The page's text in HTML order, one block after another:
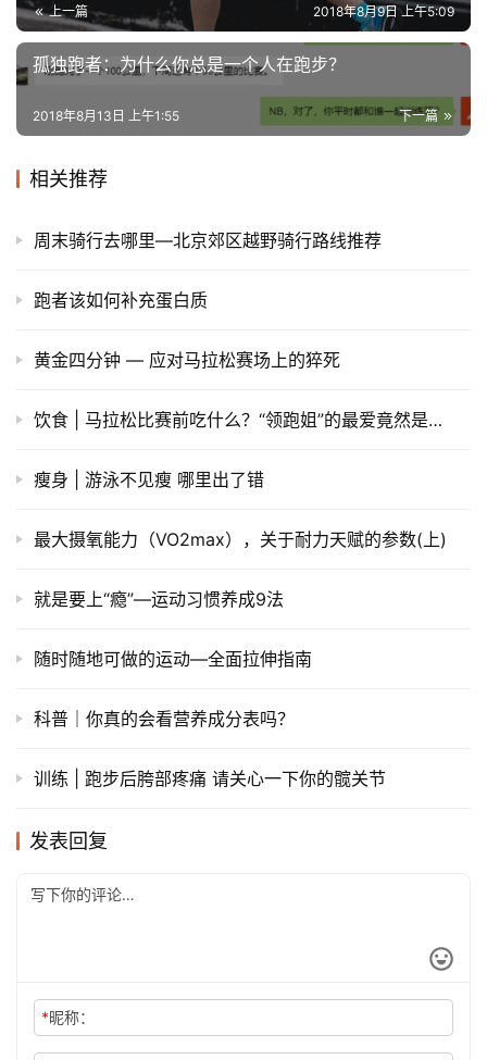
上一篇 2018年8月9日 上午5:09
孤独跑者：为什么你总是一个人在跑步？
下一篇
2018年8月13日 上午1:55
相关推荐
周末骑行去哪里—北京郊区越野骑行路线推荐
跑者该如何补充蛋白质
黄金四分钟 — 应对马拉松赛场上的猝死
饮食 | 马拉松比赛前吃什么？“领跑姐”的最爱竟然是…
瘦身 | 游泳不见瘦 哪里出了错
最大摄氧能力（VO2max），关于耐力天赋的参数(上)
就是要上“瘾”—运动习惯养成9法
随时随地可做的运动—全面拉伸指南
科普｜你真的会看营养成分表吗？
训练 | 跑步后胯部疼痛 请关心一下你的髋关节
发表回复
*昵称：